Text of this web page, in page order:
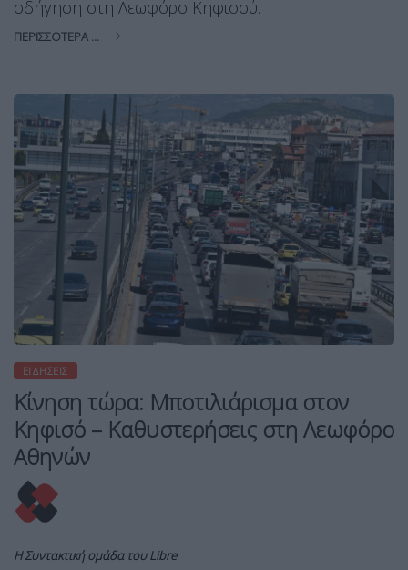
οδήγηση στη Λεωφόρο Κηφισού.
ΠΕΡΙΣΣΌΤΕΡΑ ...
ΕΙΔΉΣΕΙΣ
Κίνηση τώρα: Μποτιλιάρισμα στον
Κηφισό – Καθυστερήσεις στη Λεωφόρο
Αθηνών
Η Συντακτική ομάδα του Libre